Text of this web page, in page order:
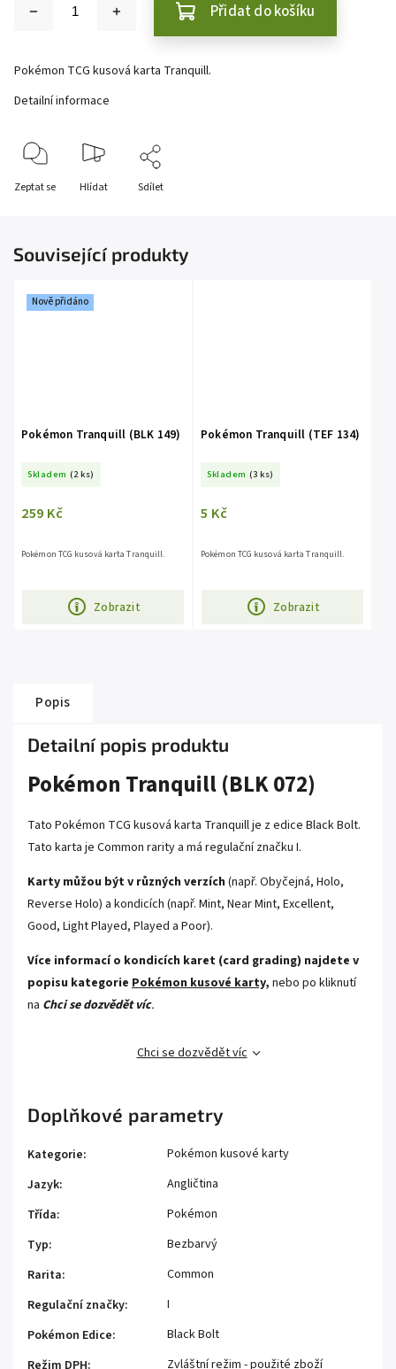
Přidat do košíku
Pokémon TCG kusová karta Tranquill.
Detailní informace
Zeptat se Hlídat Sdílet
Související produkty
Nově přidáno
Pokémon Tranquill (BLK 149)
Skladem (2 ks)
259 Kč
Zobrazit
Pokémon TCG kusová karta Tranquill.
Pokémon Tranquill (TEF 134)
Skladem (3 ks)
5 Kč
Zobrazit
Pokémon TCG kusová karta Tranquill.
Popis
Detailní popis produktu
Pokémon Tranquill (BLK 072)
Tato Pokémon TCG kusová karta Tranquill je z edice Black Bolt.
Tato karta je Common rarity a má regulační značku I.
Karty můžou být v různých verzích (např. Obyčejná, Holo,
Reverse Holo) a kondicích (např. Mint, Near Mint, Excellent,
Good, Light Played, Played a Poor).
Více informací o kondicích karet (card grading) najdete v
popisu kategorie Pokémon kusové karty, nebo po kliknutí
na Chci se dozvědět víc.
Chci se dozvědět víc
Doplňkové parametry
Kategorie:
Pokémon kusové karty
Jazyk:
Angličtina
Třída:
Pokémon
Typ:
Bezbarvý
Rarita:
Common
Regulační značky:
I
Pokémon Edice:
Black Bolt
Režim DPH: Zvláštní režim - použité zboží